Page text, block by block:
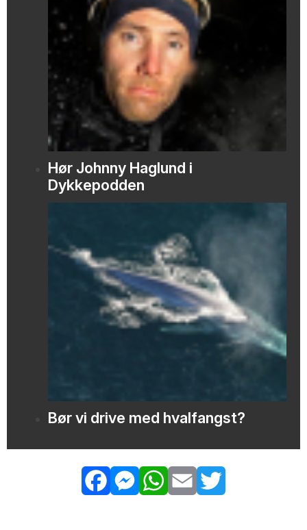
Hør Johnny Haglund i
Dykkepodden
Bør vi drive med hvalfangst?